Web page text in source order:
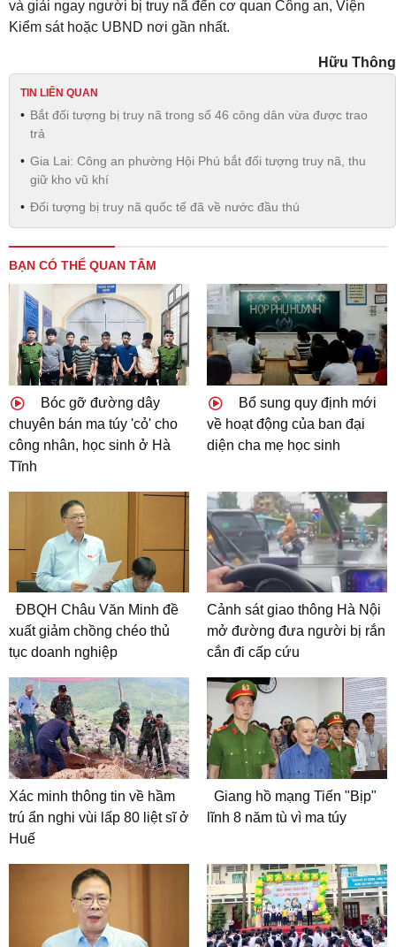
và giải ngay người bị truy nã đến cơ quan Công an, Viện
Kiểm sát hoặc UBND nơi gần nhất.
Hữu Thông
TIN LIÊN QUAN
Bắt đối tượng bị truy nã trong số 46 công dân vừa được trao
trả
Gia Lai: Công an phường Hội Phú bắt đối tượng truy nã, thu
giữ kho vũ khí
Đối tượng bị truy nã quốc tế đã về nước đầu thú
BẠN CÓ THỂ QUAN TÂM
Bóc gỡ đường dây
chuyên bán ma túy 'cỏ' cho
công nhân, học sinh ở Hà
Tĩnh
Bổ sung quy định mới
về hoạt động của ban đại
diện cha mẹ học sinh
ĐBQH Châu Văn Minh đề
xuất giảm chồng chéo thủ
tục doanh nghiệp
Cảnh sát giao thông Hà Nội
mở đường đưa người bị rắn
cắn đi cấp cứu
Xác minh thông tin về hầm
trú ẩn nghi vùi lấp 80 liệt sĩ ở
Huế
Giang hồ mạng Tiến "Bịp"
lĩnh 8 năm tù vì ma túy